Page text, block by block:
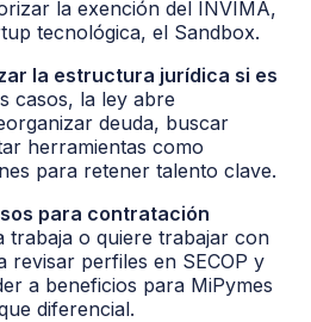
la exención del INVIMA,
tecnológica, el Sandbox.
la estructura jurídica si es
casos, la ley abre
deuda, buscar
herramientas como
para retener talento clave.
para contratación
trabaja o quiere trabajar con
revisar perfiles en SECOP y
a beneficios para MiPymes
diferencial.